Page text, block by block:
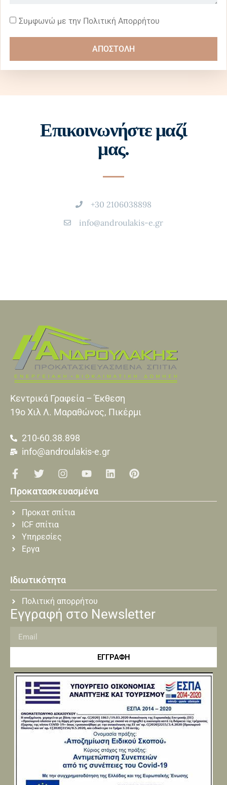
Συμφωνώ με την Πολιτική Απορρήτου
ΑΠΟΣΤΟΛΗ
Επικοινωνήστε μαζί
μας.
+30 2106038898
info@androulakis-e.gr
Κεντρικά Γραφεία – Έκθεση
19o Xιλ Λ. Μαραθώνος, Πικέρμι
210-60.38.898
info@androulakis-e.gr
Προκατασκευασμένα
Προκατ σπίτια
ICF σπίτια
Υπηρεσίες
Εργα
Ιδιωτικότητα
Πολιτική απορρήτου
Εγγραφή στο Newsletter
ΕΓΓΡΑΦΗ